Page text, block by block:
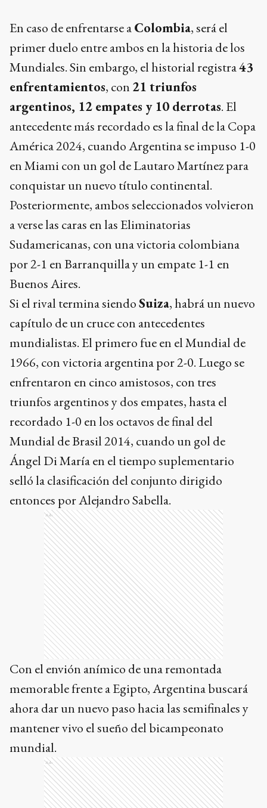
En caso de enfrentarse aColombia, será el
primer duelo entre ambos en la historia de los
Mundiales. Sin embargo, el historial registra43
enfrentamientos, con 21 triunfos
argentinos, 12 empates y 10 derrotas. El
antecedente más recordado es la final de la Copa
América 2024, cuando Argentina se impuso 1-0
en Miami con un gol de Lautaro Martínez para
conquistar un nuevo título continental.
Posteriormente, ambos seleccionados volvieron
a verse las caras en las Eliminatorias
Sudamericanas, con una victoria colombiana
por 2-1 en Barranquilla y un empate 1-1 en
Buenos Aires.
Si el rival termina siendoSuiza, habrá un nuevo
capítulo de un cruce con antecedentes
mundialistas. El primero fue en el Mundial de
1966, con victoria argentina por 2-0. Luego se
enfrentaron en cinco amistosos, con tres
triunfos argentinos y dos empates, hasta el
recordado 1-0 en los octavos de final del
Mundial de Brasil 2014, cuando un gol de
Ángel Di María en el tiempo suplementario
selló la clasificación del conjunto dirigido
entonces por Alejandro Sabella.
Ads
Con el envión anímico de una remontada
memorable frente a Egipto, Argentina buscará
ahora dar un nuevo paso hacia las semifinales y
mantener vivo el sueño del bicampeonato
mundial.
Ads